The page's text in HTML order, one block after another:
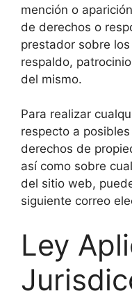
mención o
de derechos o
prestador sobre
respaldo,
del mismo.
Para realizar
respecto a
derechos de
así como sobre
del sitio web,
siguiente correo
Ley